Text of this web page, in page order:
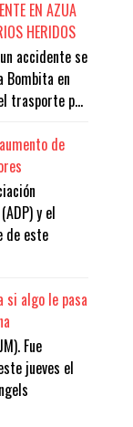
EN AZUA
HERIDOS
accidente se
Bombita en
trasporte p...
de
y el
de este
si algo le pasa
Fue
jueves el